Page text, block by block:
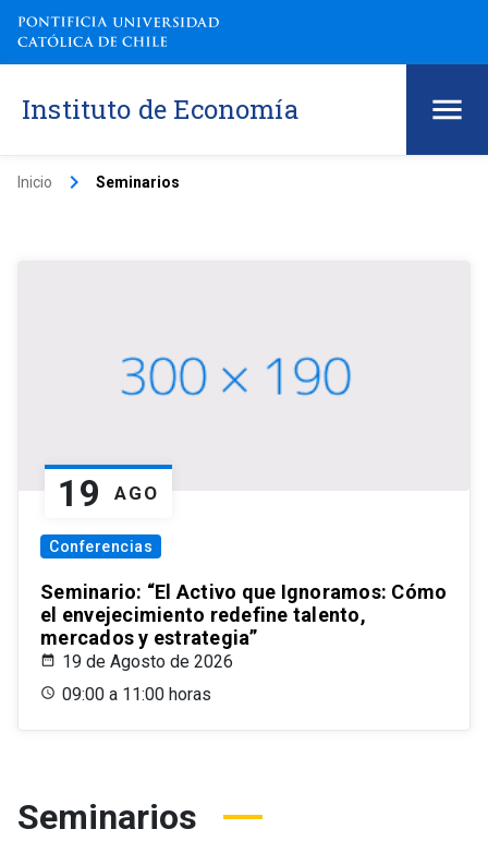
Instituto de Economía
Inicio keyboard_arrow_right Seminarios
19 AGO
Conferencias
Seminario: “El Activo que Ignoramos: Cómo
el envejecimiento redefine talento,
mercados y estrategia”
19 de Agosto de 2026
09:00 a 11:00 horas
Seminarios